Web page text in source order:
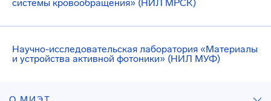
системы кровообращения» (НИЛ МРСК)
Научно-исследовательская лаборатория «Материалы
и устройства активной фотоники» (НИЛ МУФ)